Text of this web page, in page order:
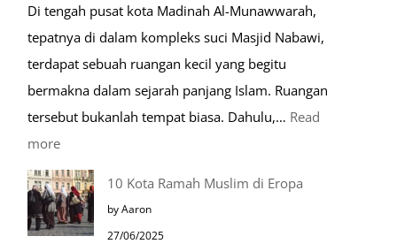
Sehari-
hari
Di tengah pusat kota Madinah Al-Munawwarah,
tepatnya di dalam kompleks suci Masjid Nabawi,
terdapat sebuah ruangan kecil yang begitu
bermakna dalam sejarah panjang Islam. Ruangan
tersebut bukanlah tempat biasa. Dahulu,… Read
more:
Tiga
Makam
Mulia
10 Kota Ramah Muslim di Eropa
by Aaron
27/06/2025